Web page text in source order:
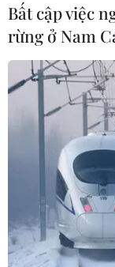
Bất cập việc
rừng ở Nam